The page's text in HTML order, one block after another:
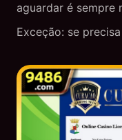
aguardar é sempre
Exceção: se